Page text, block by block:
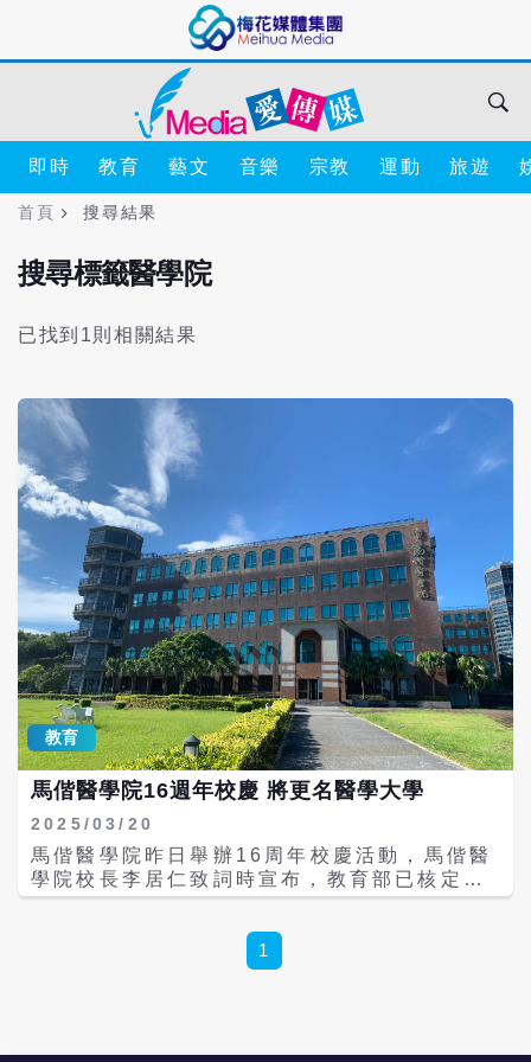
即時 教育 藝文 音樂 宗教 運動 旅遊
首頁 搜尋結果
搜尋標籤醫學院
已找到1則相關結果
教育
馬偕醫學院16週年校慶 將更名醫學大學
2025/03/20
馬偕醫學院昨日舉辦16周年校慶活動，馬偕醫
學院校長李居仁致詞時宣布，教育部已核定該
校自今年8月1日起更名為「馬偕醫學大學」。
建設工程也將持續進行，期盼全校師生一起共
體時艱，共同迎向馬偕醫學大學的美好未來與
1